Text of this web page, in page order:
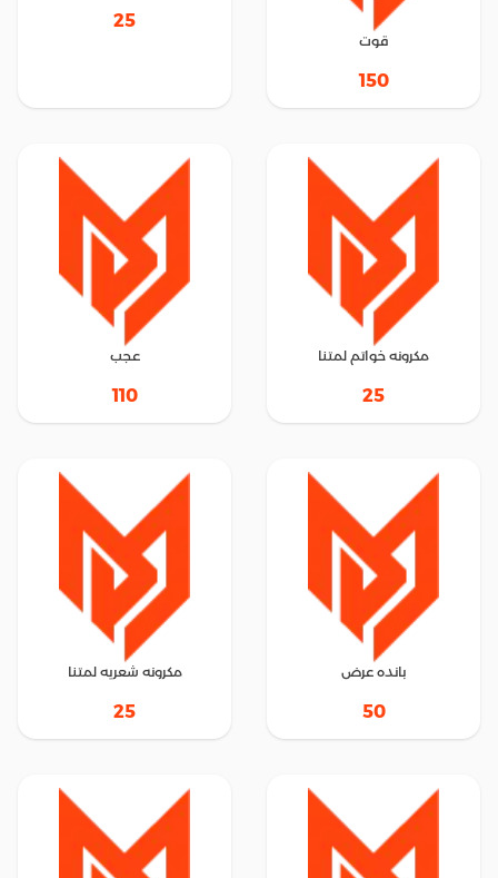
قوت
150
25
مكرونه خواتم لمتنا
25
عجب
110
بانده عرض
50
مكرونه شعريه لمتنا
25